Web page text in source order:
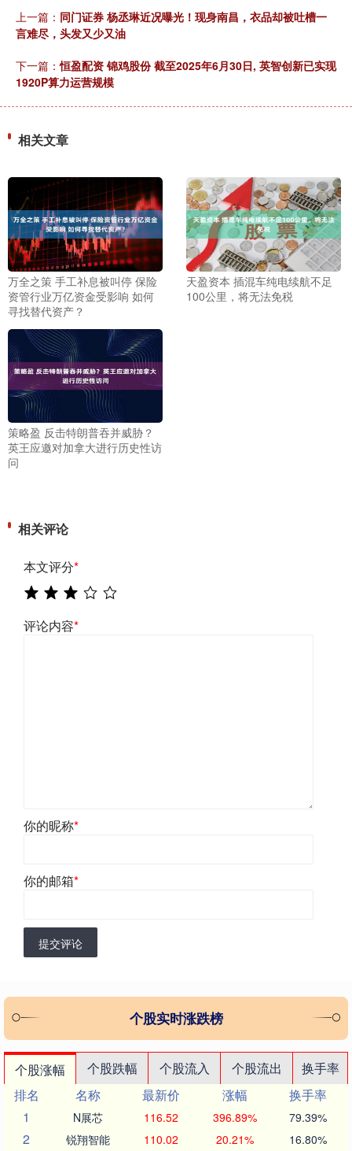
上一篇： 同门证券 杨丞琳近况曝光！现身南昌，衣品却被吐槽一
言难尽，头发又少又油
下一篇：恒盈配资 锦鸡股份 截至2025年6月30日, 英智创新已实现
1920P算力运营规模
相关文章
万全之策 手工补息被叫停 保险
资管行业万亿资金受影响 如何
寻找替代资产？
天盈资本 插混车纯电续航不足
100公里，将无法免税
策略盈 反击特朗普吞并威胁？
英王应邀对加拿大进行历史性访
问
相关评论
本文评分*
评论内容*
你的昵称*
你的邮箱*
提交评论
个股实时涨跌榜
个股涨幅 个股跌幅 个股流入 个股流出
换手率
排名
名称 最新价 涨幅
换手率
1
N展芯 116.52 396.89% 79.39%
2 锐翔智能 110.02 20.21% 16.80%